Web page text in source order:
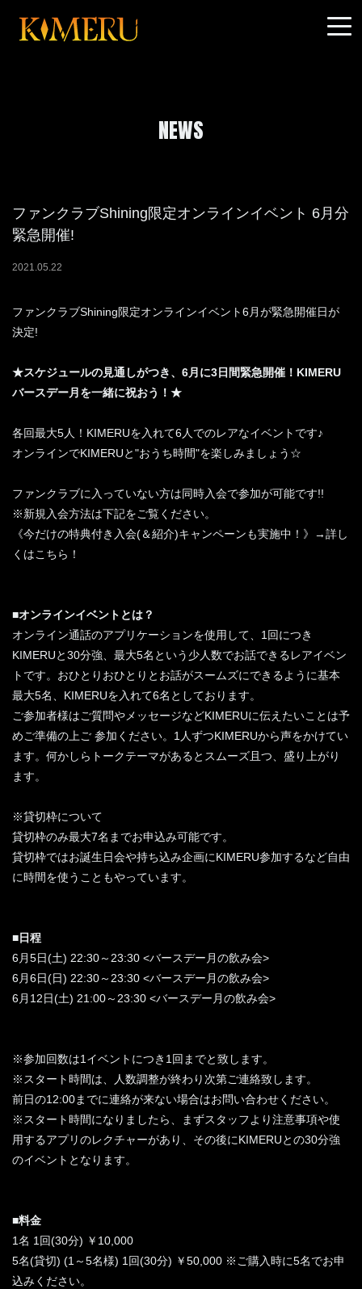
NEWS
ファンクラブShining限定オンラインイベント 6月分
緊急開催!
2021.05.22
ファンクラブShining限定オンラインイベント6月が緊急開催日が
決定!
★スケジュールの見通しがつき、6月に3日間緊急開催！KIMERU
バースデー月を一緒に祝おう！★
各回最大5人！KIMERUを入れて6人でのレアなイベントです♪
オンラインでKIMERUと"おうち時間"を楽しみましょう☆
ファンクラブに入っていない方は同時入会で参加が可能です!!
※新規入会方法は下記をご覧ください。
《今だけの特典付き入会(＆紹介)キャンペーンも実施中！》→詳し
くはこちら！
■オンラインイベントとは？
オンライン通話のアプリケーションを使用して、1回につき
KIMERUと30分強、最大5名という少人数でお話できるレアイベン
トです。おひとりおひとりとお話がスームズにできるように基本
最大5名、KIMERUを入れて6名としております。
ご参加者様はご質問やメッセージなどKIMERUに伝えたいことは予
めご準備の上ご 参加ください。1人ずつKIMERUから声をかけてい
ます。何かしらトークテーマがあるとスムーズ且つ、盛り上がり
ます。
※貸切枠について
貸切枠のみ最大7名までお申込み可能です。
貸切枠ではお誕生日会や持ち込み企画にKIMERU参加するなど自由
に時間を使うこともやっています。
■日程
6月5日(土) 22:30～23:30 <バースデー月の飲み会>
6月6日(日) 22:30～23:30 <バースデー月の飲み会>
6月12日(土) 21:00～23:30 <バースデー月の飲み会>
※参加回数は1イベントにつき1回までと致します。
※スタート時間は、人数調整が終わり次第ご連絡致します。
前日の12:00までに連絡が来ない場合はお問い合わせください。
※スタート時間になりましたら、まずスタッフより注意事項や使
用するアプリのレクチャーがあり、その後にKIMERUとの30分強
のイベントとなります。
■料金
1名 1回(30分) ￥10,000
5名(貸切) (1～5名様) 1回(30分) ￥50,000 ※ご購入時に5名でお申
込みください。